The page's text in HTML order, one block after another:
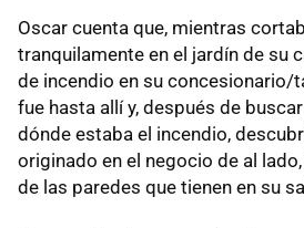
Oscar cuenta que, mientras
tranquilamente en el jardín de su
de incendio en su concesionario/
fue hasta allí y, después de
dónde estaba el incendio,
originado en el negocio de al
de las paredes que tienen en su